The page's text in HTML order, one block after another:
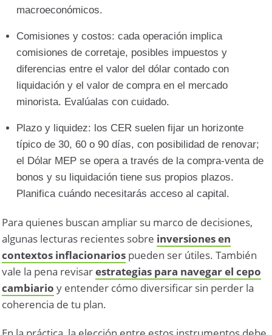
macroeconómicos.
Comisiones y costos: cada operación implica
comisiones de corretaje, posibles impuestos y
diferencias entre el valor del dólar contado con
liquidación y el valor de compra en el mercado
minorista. Evalúalas con cuidado.
Plazo y liquidez: los CER suelen fijar un horizonte
típico de 30, 60 o 90 días, con posibilidad de renovar;
el Dólar MEP se opera a través de la compra-venta de
bonos y su liquidación tiene sus propios plazos.
Planifica cuándo necesitarás acceso al capital.
Para quienes buscan ampliar su marco de decisiones,
algunas lecturas recientes sobre inversiones en
contextos inflacionarios pueden ser útiles. También
vale la pena revisarestrategias para navegar el cepo
cambiario y entender cómo diversificar sin perder la
coherencia de tu plan.